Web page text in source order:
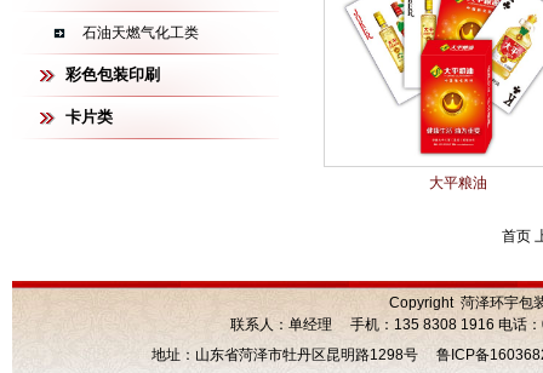
石油天燃气化工类
彩色包装印刷
卡片类
大平粮油
首页
Copyright 菏泽环宇包
联系人：单经理 手机：135 8308 1916 电话
地址：山东省菏泽市牡丹区昆明路1298号 鲁ICP备